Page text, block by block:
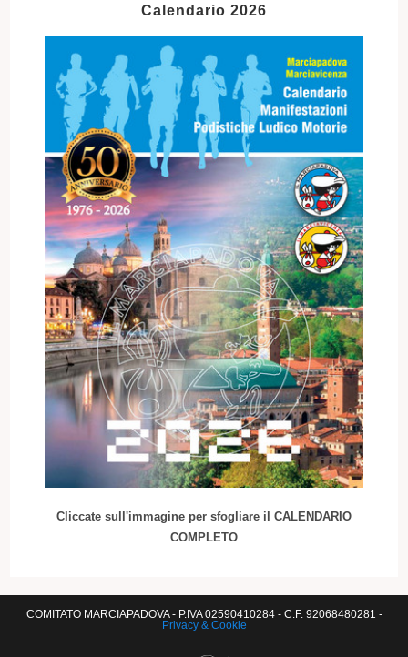
Calendario 2026
Cliccate sull'immagine per sfogliare il CALENDARIO
COMPLETO
COMITATO MARCIAPADOVA - P.IVA 02590410284 - C.F. 92068480281 -
Privacy & Cookie